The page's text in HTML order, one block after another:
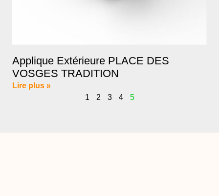
Applique Extérieure PLACE DES
VOSGES TRADITION
Lire plus »
1
2 3 4 5